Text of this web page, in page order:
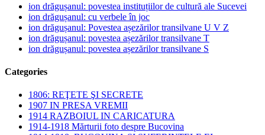
ion drăgușanul: povestea instituțiilor de cultură ale Sucevei
ion drăgușanul: cu verbele în joc
ion drăgușanul: Povestea așezărilor transilvane U V Z
ion drăgușanul: povestea așezărilor transilvane T
ion drăgușanul: povestea așezărilor transilvane S
Categories
1806: REŢETE ŞI SECRETE
1907 IN PRESA VREMII
1914 RAZBOIUL IN CARICATURA
1914-1918 Mărturii foto despre Bucovina